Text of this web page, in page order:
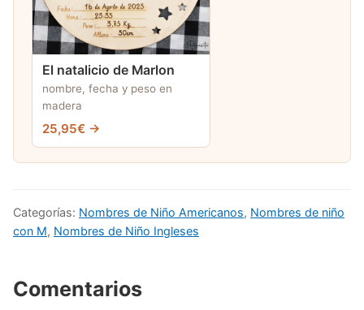
El natalicio de Marlon
nombre, fecha y peso en
madera
25,95€ →
Categorías: Nombres de Niño Americanos, Nombres de niño
con M, Nombres de Niño Ingleses
Comentarios